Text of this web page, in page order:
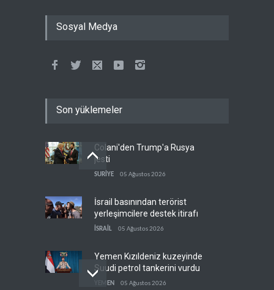
Sosyal Medya
Son yüklemeler
Colani'den Trump'a Rusya
jesti
SURİYE 05 Ağustos 2026
İsrail basınından terörist
yerleşimcilere destek itirafı
İSRAİL 05 Ağustos 2026
Yemen Kızıldeniz kuzeyinde
Suudi petrol tankerini vurdu
YEMEN 05 Ağustos 2026